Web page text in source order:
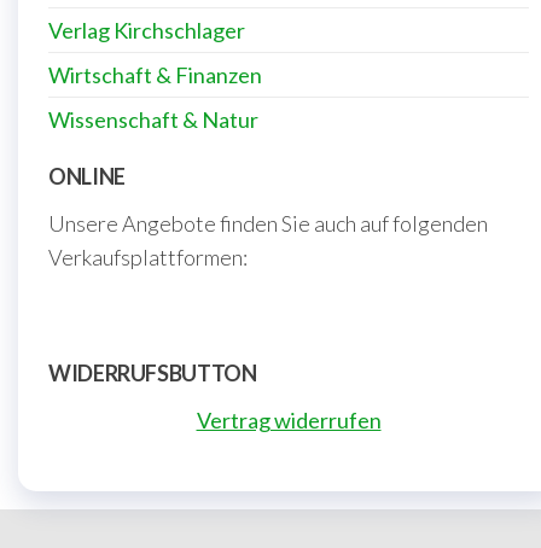
Verlag Kirchschlager
Wirtschaft & Finanzen
Wissenschaft & Natur
ONLINE
Unsere Angebote finden Sie auch auf folgenden
Verkaufsplattformen:
WIDERRUFSBUTTON
Vertrag widerrufen